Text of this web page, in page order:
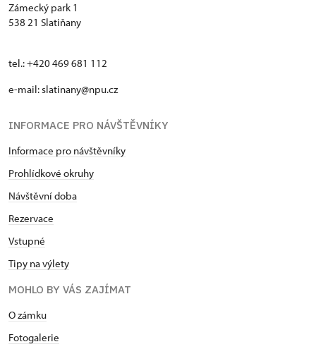
Zámecký park 1
538 21 Slatiňany
tel.: +420 469 681 112
e-mail: slatinany@npu.cz
INFORMACE PRO NÁVŠTĚVNÍKY
Informace pro návštěvníky
Prohlídkové okruhy
Návštěvní doba
Rezervace
Vstupné
Tipy na výlety
MOHLO BY VÁS ZAJÍMAT
O zámku
Fotogalerie